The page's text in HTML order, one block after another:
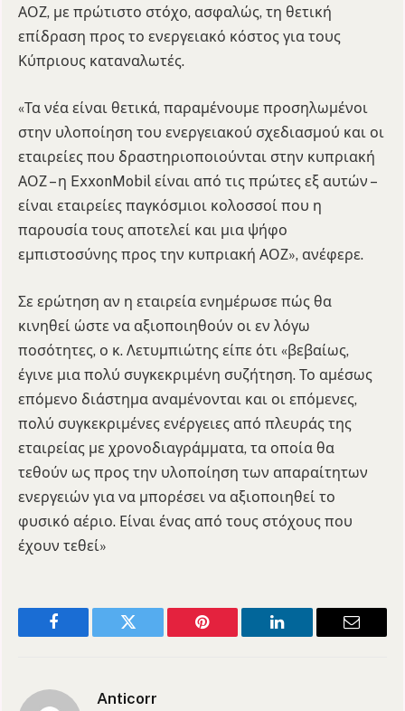
ΑΟΖ, με πρώτιστο στόχο, ασφαλώς, τη θετική
επίδραση προς το ενεργειακό κόστος για τους
Κύπριους καταναλωτές.
«Τα νέα είναι θετικά, παραμένουμε προσηλωμένοι
στην υλοποίηση του ενεργειακού σχεδιασμού και οι
εταιρείες που δραστηριοποιούνται στην κυπριακή
ΑΟΖ – η ExxonMobil είναι από τις πρώτες εξ αυτών –
είναι εταιρείες παγκόσμιοι κολοσσοί που η
παρουσία τους αποτελεί και μια ψήφο
εμπιστοσύνης προς την κυπριακή ΑΟΖ», ανέφερε.
Σε ερώτηση αν η εταιρεία ενημέρωσε πώς θα
κινηθεί ώστε να αξιοποιηθούν οι εν λόγω
ποσότητες, ο κ. Λετυμπιώτης είπε ότι «βεβαίως,
έγινε μια πολύ συγκεκριμένη συζήτηση. Το αμέσως
επόμενο διάστημα αναμένονται και οι επόμενες,
πολύ συγκεκριμένες ενέργειες από πλευράς της
εταιρείας με χρονοδιαγράμματα, τα οποία θα
τεθούν ως προς την υλοποίηση των απαραίτητων
ενεργειών για να μπορέσει να αξιοποιηθεί το
φυσικό αέριο. Είναι ένας από τους στόχους που
έχουν τεθεί»
Facebook Twitter Pinterest LinkedIn Email
Anticorr